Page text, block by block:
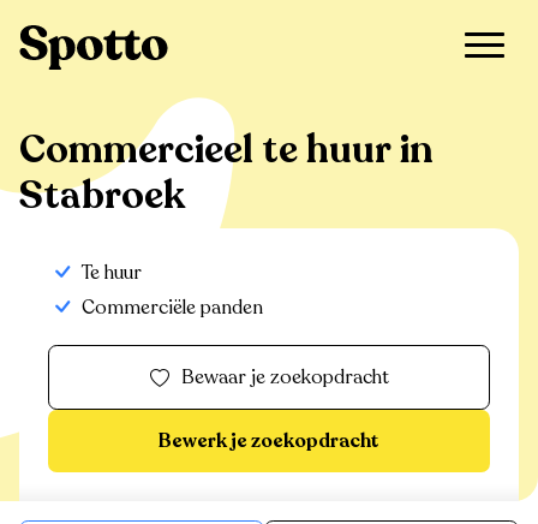
Stabroek
Commercieel te huur in
Stabroek
Te huur
Commerciële panden
Bewaar je zoekopdracht
Bewerk je zoekopdracht